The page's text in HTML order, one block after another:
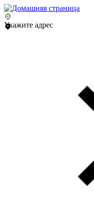
Укажите адрес